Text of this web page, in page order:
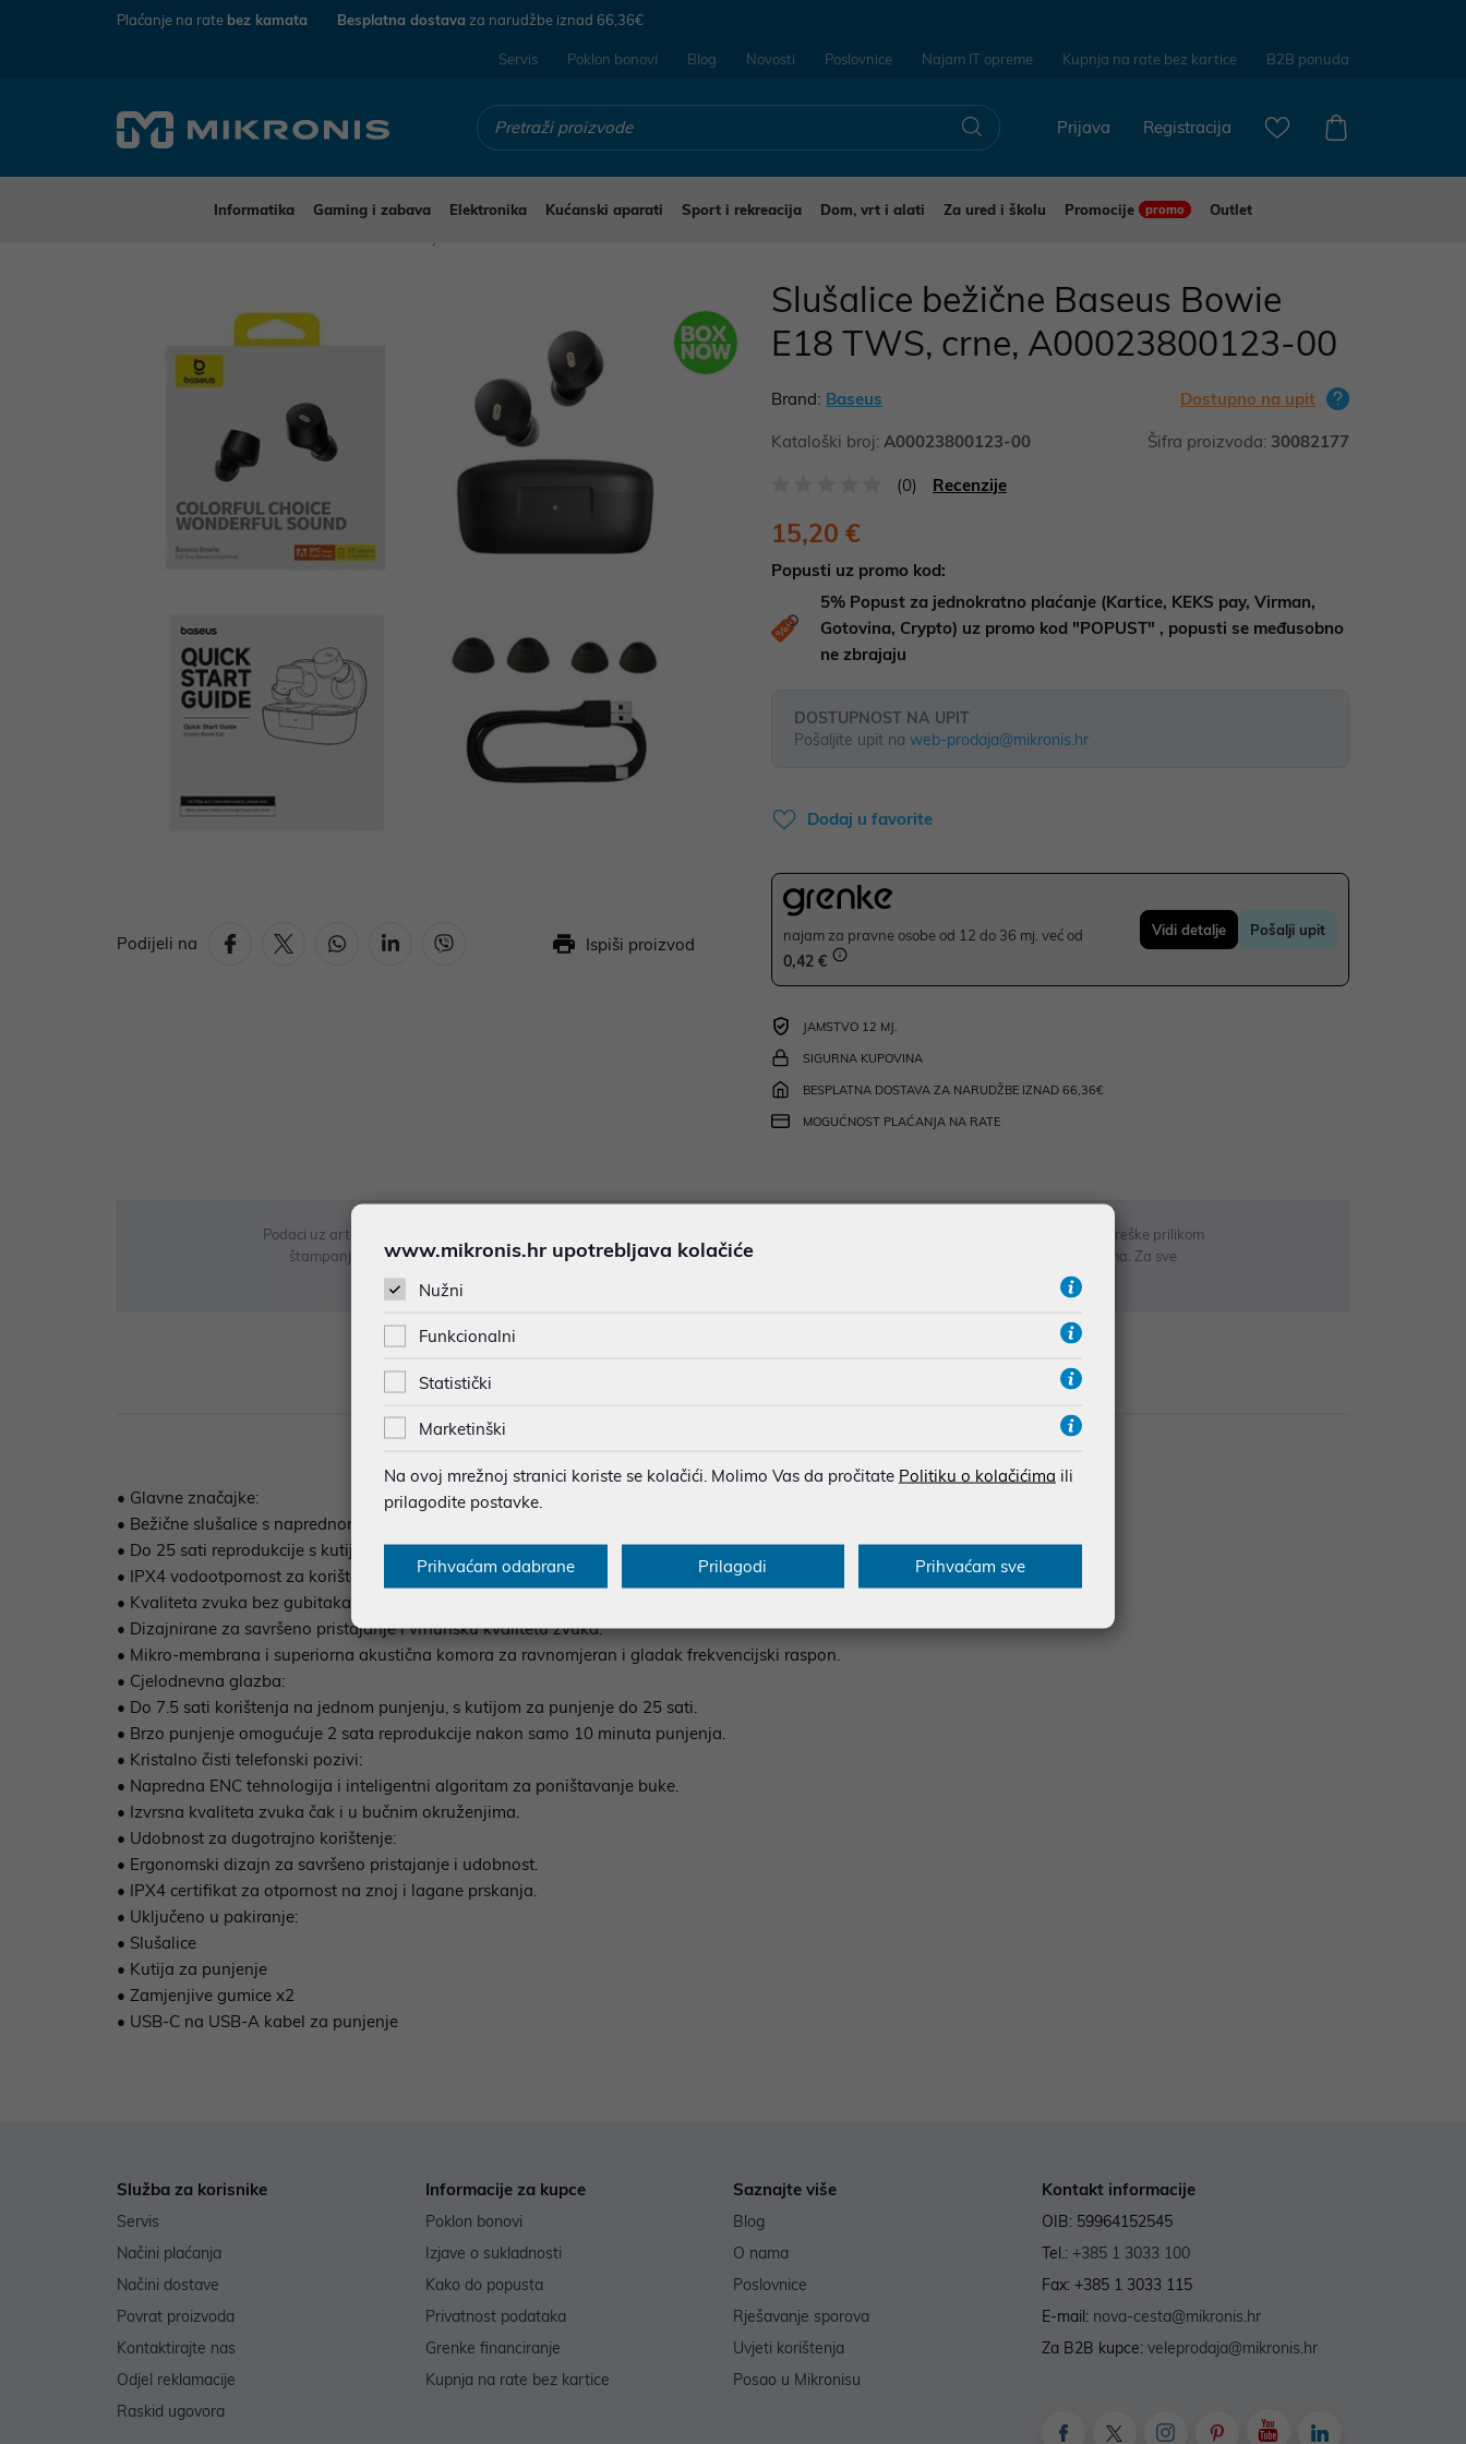
Plaćanje na rate bez kamata Besplatna dostava za narudžbe iznad 66,36€
Servis Poklon bonovi Blog Novosti Poslovnice Najam IT opreme Kupnja na rate bez kartice B2B ponuda
Registracija
Prijava
Informatika Gaming i zabava Elektronika Kućanski aparati Sport i rekreacija Dom, vrt i alati Za ured i školu Promocije promo
Outlet
Podijeli na Ispiši proizvod
Slušalice bežične Baseus Bowie
E18 TWS, crne, A00023800123-00
Brand: Baseus Dostupno na upit
Kataloški broj: A00023800123-00 Šifra proizvoda: 30082177
(0) Recenzije
15,20 €
Popusti uz promo kod:
5% Popust za jednokratno plaćanje (Kartice, KEKS pay, Virman,
Gotovina, Crypto) uz promo kod "POPUST" , popusti se međusobno
ne zbrajaju
DOSTUPNOST NA UPIT
Pošaljite upit na web-prodaja@mikronis.hr
Dodaj u favorite
najam za pravne osobe od 12 do 36 mj. već od
0,42 €
Vidi detalje Pošalji upit
JAMSTVO 12 MJ.
SIGURNA KUPOVINA
BESPLATNA DOSTAVA ZA NARUDŽBE IZNAD 66,36€
MOGUĆNOST PLAĆANJA NA RATE
Podaci uz artikle su prezentirani u dobroj namjeri. Mikronis d.o.o. ne odgovara za eventualne pogreške nastale u opisu proizvoda, greške prilikom
štampanja te promjene u dostupnosti i cijene. Slike artikala su ilustrativne prirode te ne moraju u potpunosti odgovarati artiklima. Za sve
Opis
• Glavne značajke:
• Bežične slušalice s naprednom Bluetooth 5.3 tehnologijom.
• Do 25 sati reprodukcije s kutijom za punjenje.
• IPX4 vodootpornost za korištenje i po kišnim danima.
• Kvaliteta zvuka bez gubitaka:
• Dizajnirane za savršeno pristajanje i vrhunsku kvalitetu zvuka.
• Mikro-membrana i superiorna akustična komora za ravnomjeran i gladak frekvencijski raspon.
• Cjelodnevna glazba:
• Do 7.5 sati korištenja na jednom punjenju, s kutijom za punjenje do 25 sati.
• Brzo punjenje omogućuje 2 sata reprodukcije nakon samo 10 minuta punjenja.
• Kristalno čisti telefonski pozivi:
• Napredna ENC tehnologija i inteligentni algoritam za poništavanje buke.
• Izvrsna kvaliteta zvuka čak i u bučnim okruženjima.
• Udobnost za dugotrajno korištenje:
• Ergonomski dizajn za savršeno pristajanje i udobnost.
• IPX4 certifikat za otpornost na znoj i lagane prskanja.
• Uključeno u pakiranje:
• Slušalice
• Kutija za punjenje
• Zamjenjive gumice x2
• USB-C na USB-A kabel za punjenje
Služba za korisnike
Servis
Načini plaćanja
Načini dostave
Povrat proizvoda
Kontaktirajte nas
Odjel reklamacije
Raskid ugovora
Informacije za kupce
Poklon bonovi
Izjave o sukladnosti
Kako do popusta
Privatnost podataka
Grenke financiranje
Kupnja na rate bez kartice
Saznajte više
Blog
O nama
Poslovnice
Rješavanje sporova
Uvjeti korištenja
Posao u Mikronisu
Kontakt informacije
OIB: 59964152545
Tel.: +385 1 3033 100
Fax: +385 1 3033 115
E-mail: nova-cesta@mikronis.hr
Za B2B kupce: veleprodaja@mikronis.hr
www.mikronis.hr upotrebljava kolačiće
Nužni
Funkcionalni
Statistički
Marketinški
Na ovoj mrežnoj stranici koriste se kolačići. Molimo Vas da pročitate Politiku o kolačićima ili
prilagodite postavke.
Prihvaćam odabrane Prilagodi Prihvaćam sve